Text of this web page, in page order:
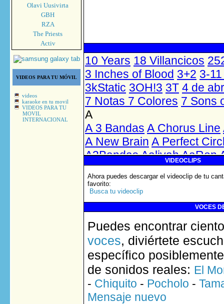
Olavi Uusivirta
GBH
RZA
The Priests
Activ
VIDEOS PARA TU MÓVIL
videos
karaoke en tu movil
VIDEOS PARA TU
MOVIL
INTERNACIONAL
VIDEOCLIPS
Ahora puedes descargar el videoclip de tu
favorito:
Busca tu videoclip
VOCES
Puedes encontrar
voces, diviértete
específico
de sonidos reales: El
- Chiquito - Pocholo -
Mensaje nuevo